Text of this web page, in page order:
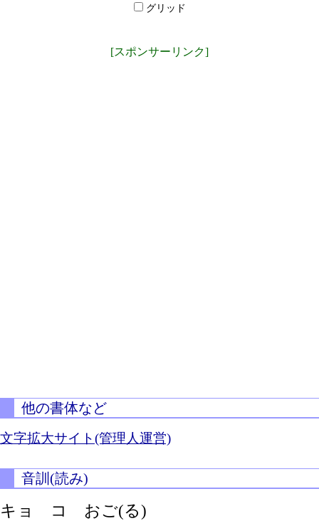
グリッド
[スポンサーリンク]
他の書体など
文字拡大サイト(管理人運営)
音訓(読み)
キョ コ おご(る)